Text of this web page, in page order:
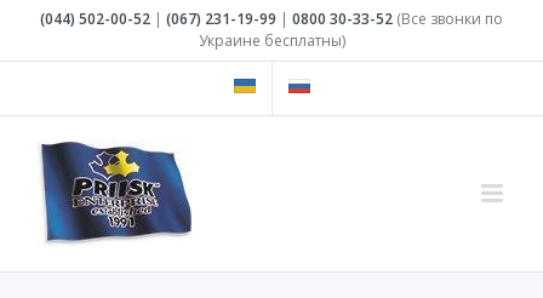
content
(044) 502-00-52 | (067) 231-19-99 | 0800 30-33-52 (Все звонки по
Украине бесплатны)